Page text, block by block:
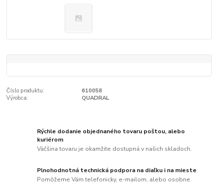
Číslo produktu:
610058
Výrobca:
QUADRAL
Rýchle dodanie objednaného tovaru poštou, alebo
kuriérom
Väčšina tovaru je okamžite dostupná v našich skladoch.
Plnohodnotná technická podpora na diaľku i na mieste
Pomôžeme Vám telefonicky, e-mailom, alebo osobne.